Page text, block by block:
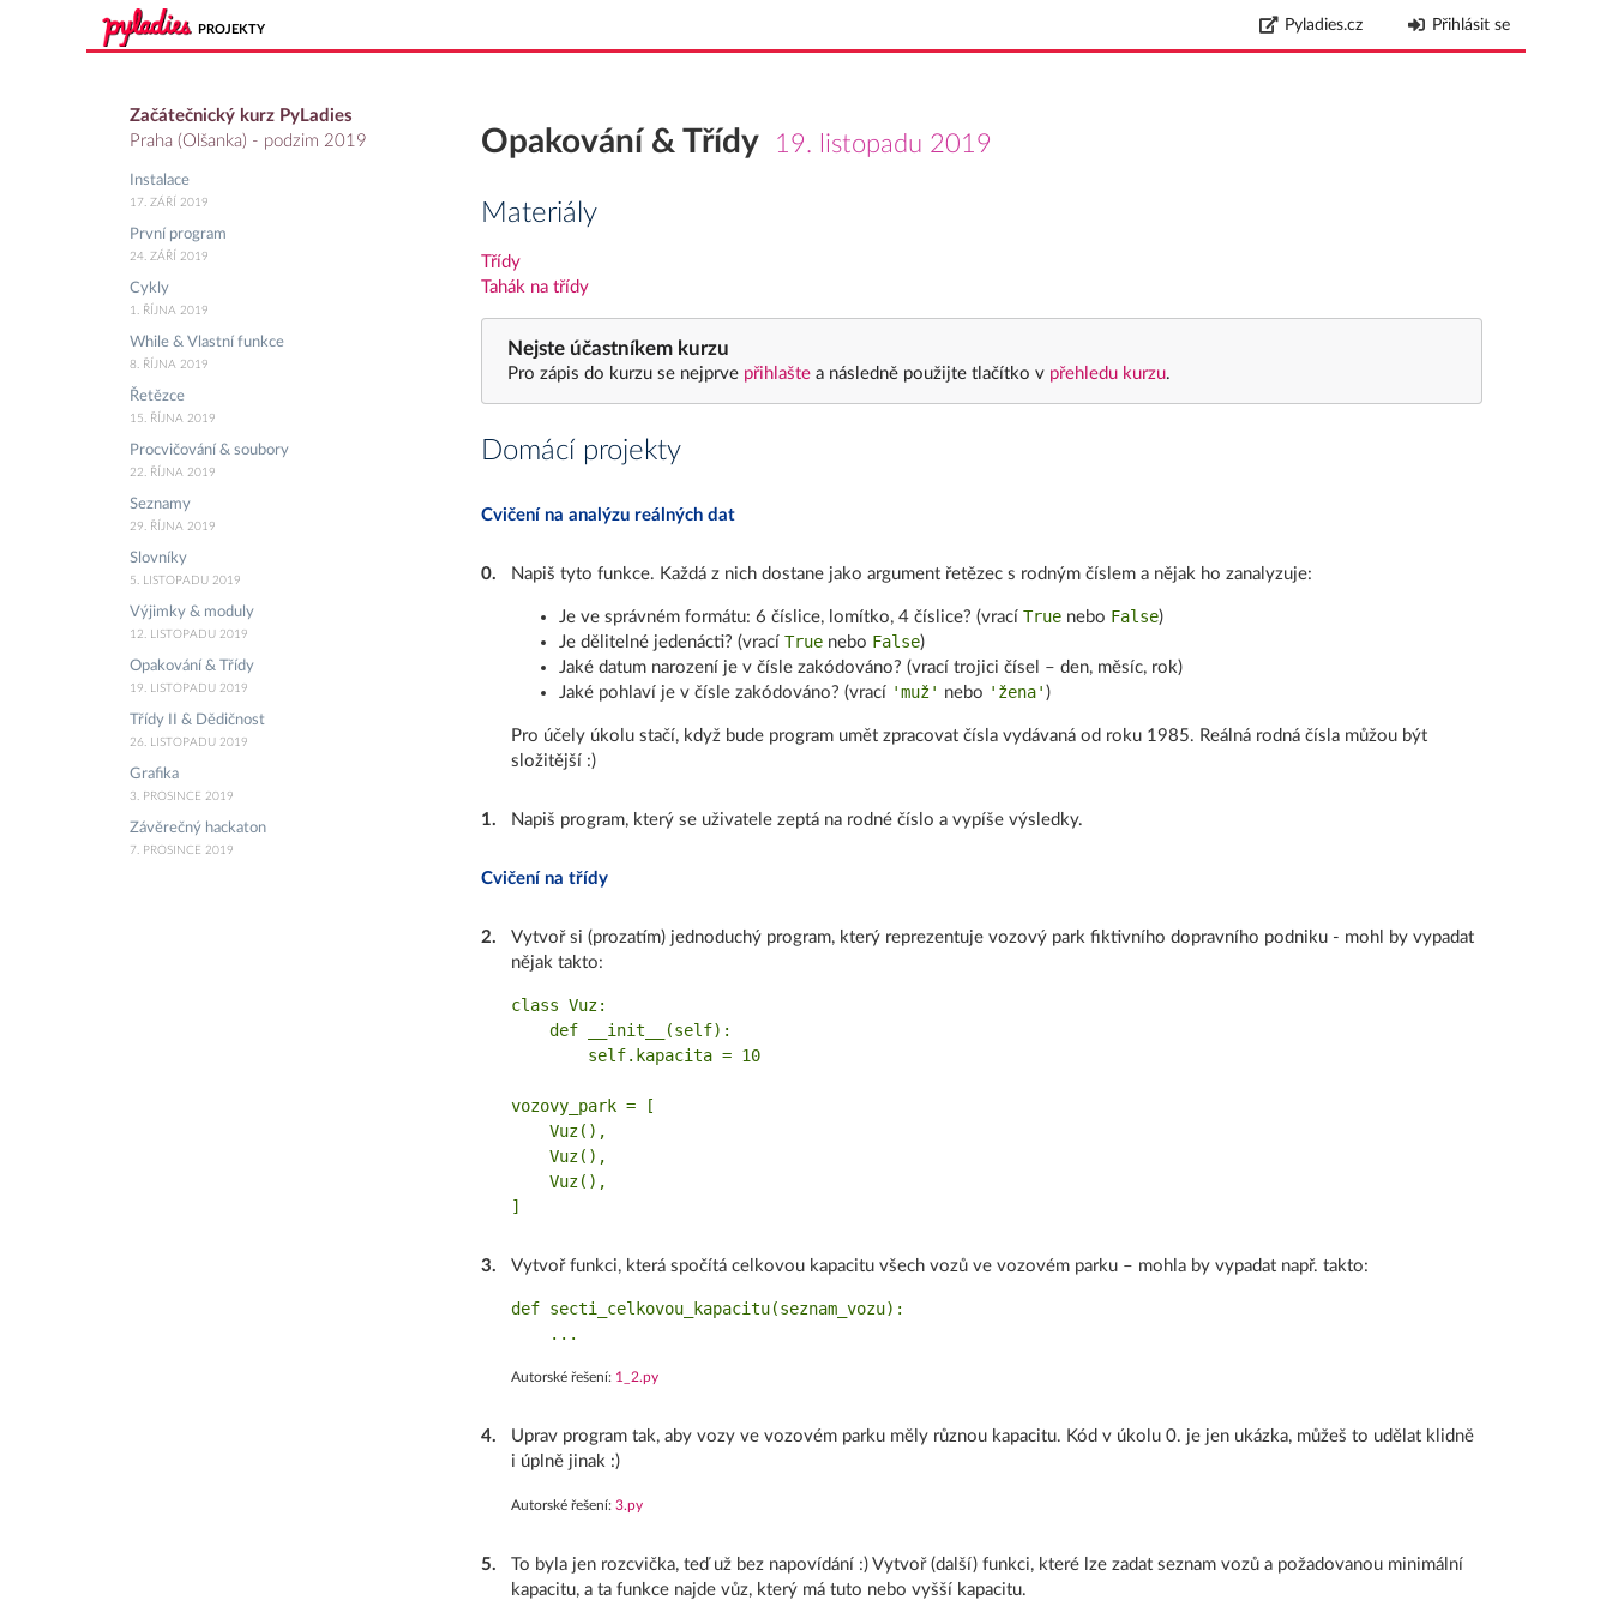
PROJEKTY Pyladies.cz Přihlásit se
Začátečnický kurz PyLadies
Praha (Olšanka) - podzim 2019
Instalace
17. ZÁŘÍ 2019
První program
24. ZÁŘÍ 2019
Cykly
1. ŘÍJNA 2019
While & Vlastní funkce
8. ŘÍJNA 2019
Řetězce
15. ŘÍJNA 2019
Procvičování & soubory
22. ŘÍJNA 2019
Seznamy
29. ŘÍJNA 2019
Slovníky
5. LISTOPADU 2019
Výjimky & moduly
12. LISTOPADU 2019
Opakování & Třídy
19. LISTOPADU 2019
Třídy II & Dědičnost
26. LISTOPADU 2019
Grafika
3. PROSINCE 2019
Závěrečný hackaton
7. PROSINCE 2019
Opakování & Třídy 19. listopadu 2019
Materiály
Třídy
Tahák na třídy
Nejste účastníkem kurzu
Pro zápis do kurzu se nejprve přihlašte a následně použijte tlačítko v přehledu kurzu.
Domácí projekty
Cvičení na analýzu reálných dat
0. Napiš tyto funkce. Každá z nich dostane jako argument řetězec s rodným číslem a nějak ho zanalyzuje:
Je ve správném formátu: 6 číslice, lomítko, 4 číslice? (vrací Truenebo False)
Je dělitelné jedenácti? (vrací Truenebo False)
Jaké datum narození je v čísle zakódováno? (vrací trojici čísel – den, měsíc, rok)
Jaké pohlaví je v čísle zakódováno? (vrací 'muž' nebo 'žena' )
Pro účely úkolu stačí, když bude program umět zpracovat čísla vydávaná od roku 1985. Reálná rodná čísla můžou být
složitější :)
1. Napiš program, který se uživatele zeptá na rodné číslo a vypíše výsledky.
Cvičení na třídy
2.
Vytvoř si (prozatím) jednoduchý program, který reprezentuje vozový park fiktivního dopravního podniku - mohl by vypadat
nějak takto:
class Vuz:
    def __init__(self):
        self.kapacita = 10
vozovy_park = [
    Vuz(),
    Vuz(),
    Vuz(),
3. Vytvoř funkci, která spočítá celkovou kapacitu všech vozů ve vozovém parku – mohla by vypadat např. takto:
def secti_celkovou_kapacitu(seznam_vozu):
Autorské řešení: 1_2.py
4.
Uprav program tak, aby vozy ve vozovém parku měly různou kapacitu. Kód v úkolu 0. je jen ukázka, můžeš to udělat klidně
i úplně jinak :)
Autorské řešení: 3.py
5.
To byla jen rozcvička, teď už bez napovídání :) Vytvoř (další) funkci, které lze zadat seznam vozů a požadovanou minimální
kapacitu, a ta funkce najde vůz, který má tuto nebo vyšší kapacitu.